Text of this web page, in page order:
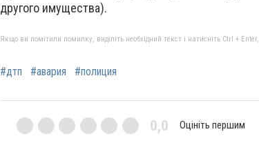
другого имущества).
Якщо ви помітили помилку, виділіть необхідний текст і натисніть Ctrl +
#дтп #авария #полиция
0,0 Оцініть першим